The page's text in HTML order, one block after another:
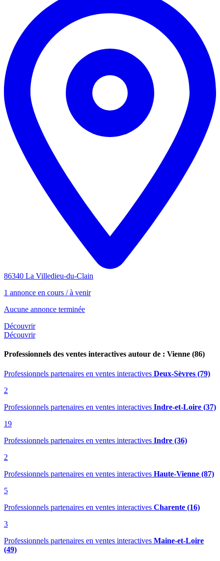
86340 La Villedieu-du-Clain
1 annonce en cours / à venir
Aucune annonce terminée
Découvrir
Découvrir
Professionnels des ventes interactives autour de : Vienne (86)
Professionnels partenaires en ventes interactives Deux-Sèvres (79)
2
Professionnels partenaires en ventes interactives Indre-et-Loire (37)
19
Professionnels partenaires en ventes interactives Indre (36)
2
Professionnels partenaires en ventes interactives Haute-Vienne (87)
5
Professionnels partenaires en ventes interactives Charente (16)
3
Professionnels partenaires en ventes interactives Maine-et-Loire
(49)